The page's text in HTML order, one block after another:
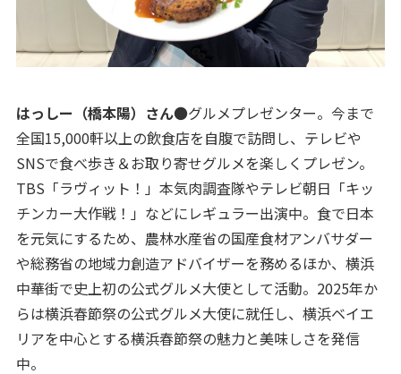
はっしー（橋本陽）さん●グルメプレゼンター。今まで
全国15,000軒以上の飲食店を自腹で訪問し、テレビや
SNSで食べ歩き＆お取り寄せグルメを楽しくプレゼン。
TBS「ラヴィット！」本気肉調査隊やテレビ朝日「キッ
チンカー大作戦！」などにレギュラー出演中。食で日本
を元気にするため、農林水産省の国産食材アンバサダー
や総務省の地域力創造アドバイザーを務めるほか、横浜
中華街で史上初の公式グルメ大使として活動。2025年か
らは横浜春節祭の公式グルメ大使に就任し、横浜ベイエ
リアを中心とする横浜春節祭の魅力と美味しさを発信
中。